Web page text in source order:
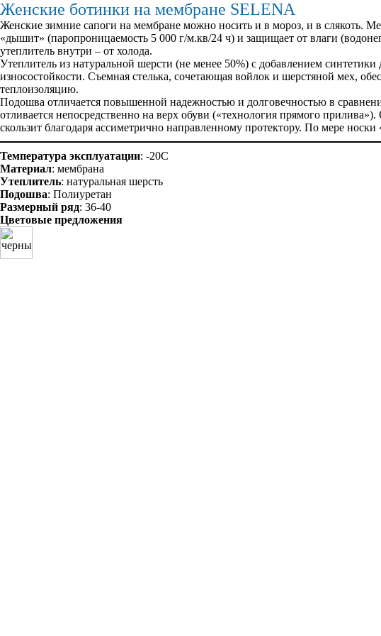
Женские ботинки на мембране SELENA
Женские зимние сапоги на мембране можно носить и в мороз, и в слякоть.
«дышит» (паропроницаемость 5 000 г/м.кв/24 ч) и защищает от влаги
утеплитель внутри – от холода.
Утеплитель из натуральной шерсти (не менее 50%) с добавлением
износостойкости. Съемная стелька, сочетающая войлок и шерстяной мех,
теплоизоляцию.
Подошва отличается повышенной надежностью и долговечностью в
отливается непосредственно на верх обуви («технология прямого
скользит благодаря ассиметрично направленному протектору. По мере
Температура эксплуатации: -20С
Материал: мембрана
Утеплитель: натуральная шерсть
Подошва: Полиуретан
Размерный ряд: 36-40
Цветовые предложения